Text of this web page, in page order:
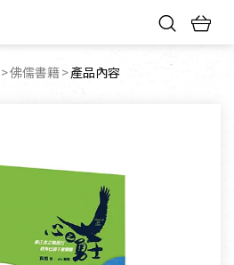
佛儒書籍 目前頁面：
產品內容